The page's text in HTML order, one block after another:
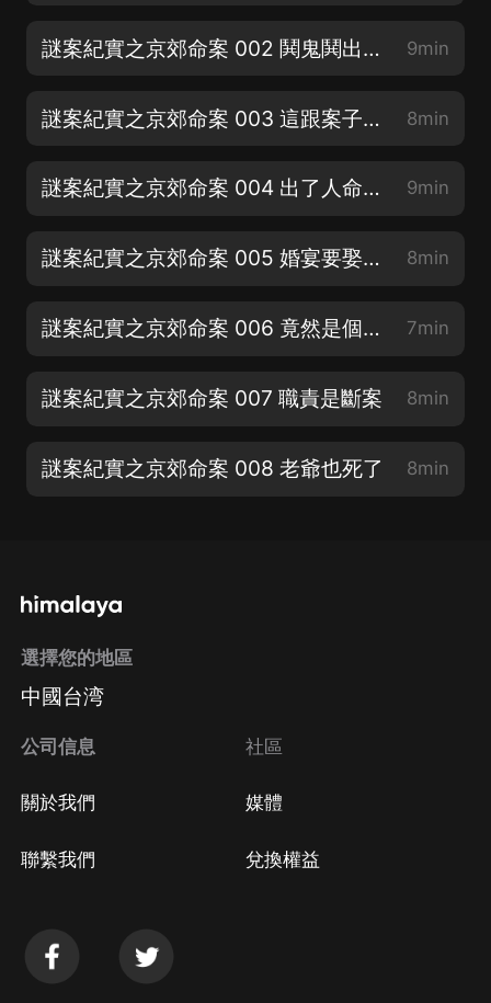
謎案紀實之京郊命案 002 鬨鬼鬨出命案 9min
謎案紀實之京郊命案 003 這跟案子有關嗎 8min
謎案紀實之京郊命案 004 出了人命案子怎麼也要緊張的 9min
謎案紀實之京郊命案 005 婚宴要娶五姨太 8min
謎案紀實之京郊命案 006 竟然是個死人 7min
謎案紀實之京郊命案 007 職責是斷案 8min
謎案紀實之京郊命案 008 老爺也死了 8min
選擇您的地區
中國台湾
公司信息
關於我們
聯繫我們
社區
媒體
兌換權益